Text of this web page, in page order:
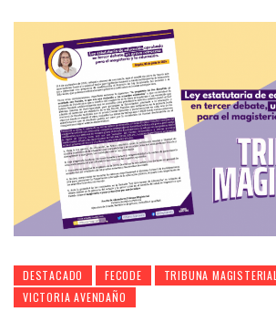
DESTACADO FECODE
TRIBUNA MAGISTERIAL
VICTORIA AVENDAÑO